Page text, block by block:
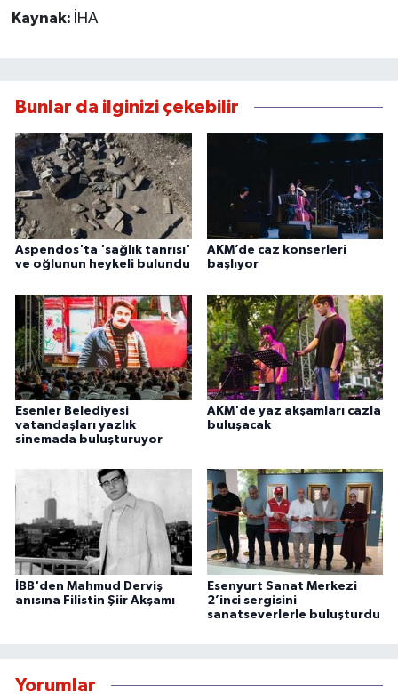
Kaynak: İHA
Bunlar da ilginizi çekebilir
Aspendos'ta 'sağlık tanrısı'
ve oğlunun heykeli bulundu
AKM’de caz konserleri
başlıyor
Esenler Belediyesi
vatandaşları yazlık
sinemada buluşturuyor
AKM'de yaz akşamları cazla
buluşacak
İBB'den Mahmud Derviş
anısına Filistin Şiir Akşamı
Esenyurt Sanat Merkezi
2’inci sergisini
sanatseverlerle buluşturdu
Yorumlar